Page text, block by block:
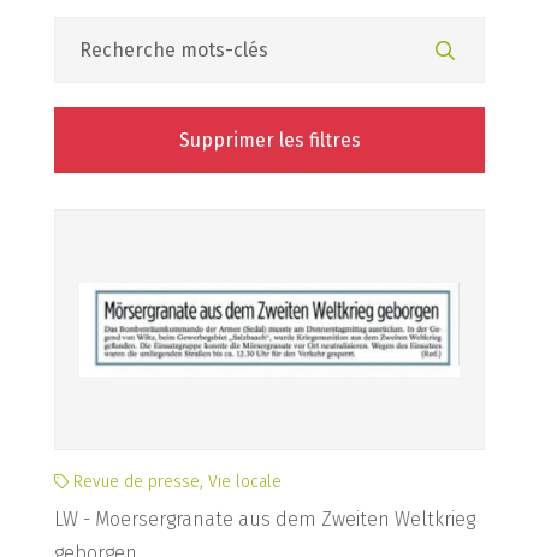
Supprimer les filtres
Revue de presse, Vie locale
LW - Moersergranate aus dem Zweiten Weltkrieg